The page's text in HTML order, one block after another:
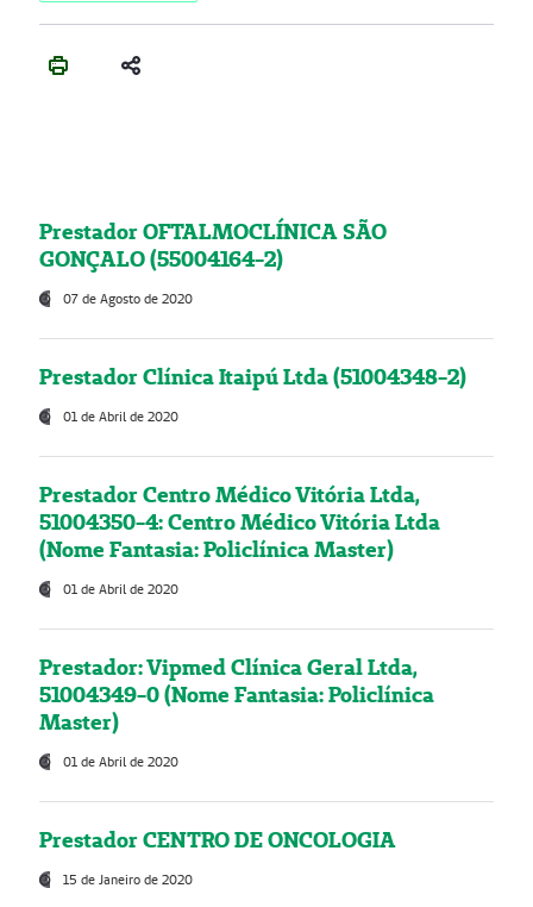
Prestador OFTALMOCLÍNICA SÃO
GONÇALO (55004164-2)
07 de Agosto de 2020
Prestador Clínica Itaipú Ltda (51004348-2)
01 de Abril de 2020
Prestador Centro Médico Vitória Ltda,
51004350-4: Centro Médico Vitória Ltda
(Nome Fantasia: Policlínica Master)
01 de Abril de 2020
Prestador: Vipmed Clínica Geral Ltda,
51004349-0 (Nome Fantasia: Policlínica
Master)
01 de Abril de 2020
Prestador CENTRO DE ONCOLOGIA
15 de Janeiro de 2020